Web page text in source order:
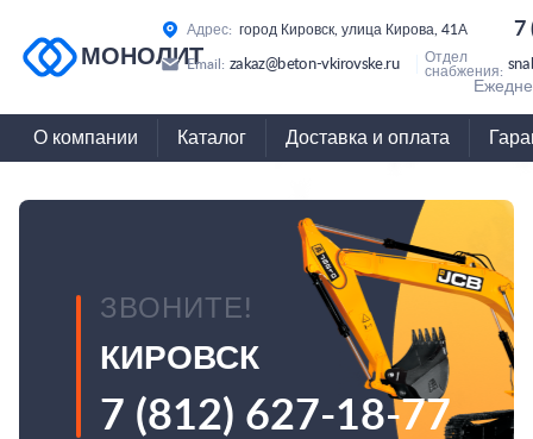
МОНОЛИТ
Адрес: город Кировск, улица Кирова, 41А 7
Email: zakaz@beton-vkirovske.ru
Отдел
снабжения:
О компании Каталог Доставка и оплата
ЗВОНИТЕ!
КИРОВСК
7 (812) 627-18-77